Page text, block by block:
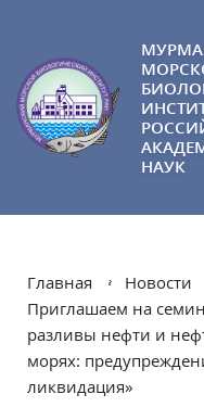
НАУК
Главная
Новости
Приглашаем на
разливы нефти и
морях:
ликвидация»